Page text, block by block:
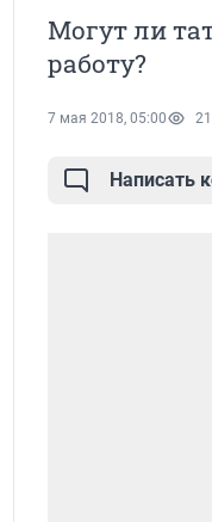
Могут ли
работу?
7 мая 2018, 05:00
Написать